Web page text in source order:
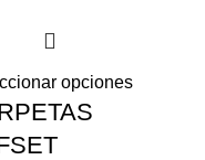
opciones